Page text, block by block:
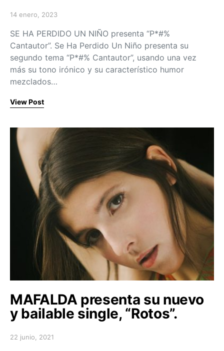
Posted on
14 enero, 2023
SE HA PERDIDO UN NIÑO presenta “P*#%
Cantautor”. Se Ha Perdido Un Niño presenta su
segundo tema “P*#% Cantautor”, usando una vez
más su tono irónico y su característico humor
mezclados…
View Post
MAFALDA presenta su nuevo
y bailable single, “Rotos”.
Posted on
22 junio, 2021